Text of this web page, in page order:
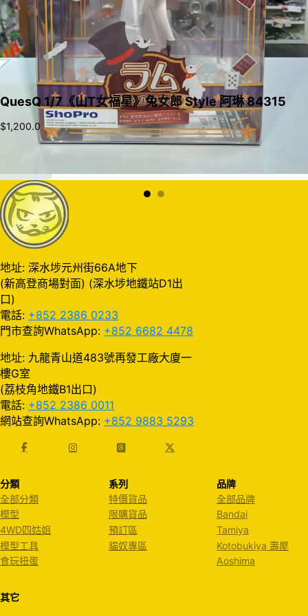
QuesQ 1/7《山T女福星》兔女郎 Style 阿琳 84315
$1,200.0
地址: 深水埗元州街66A地下
(新高登商場對面) (深水埗地鐵站D1出
口)
電話: +852 2386 0233
門市查詢WhatsApp: +852 6682 4478
地址: 九龍青山道483號再發工廠大廈一
樓G室
(荔枝角地鐵B1出口)
電話: +852 2386 0011
網站查詢WhatsApp: +852 9883 5293
分類
全部分類
模型
4WD四姑姐
模型工具
食玩扭蛋
系列
特價貨品
限購貨品
預訂區
貓奴專區
品牌
全部品牌
Bandai
Tamiya
Kotobukiya 壽屋
Aoshima
其它